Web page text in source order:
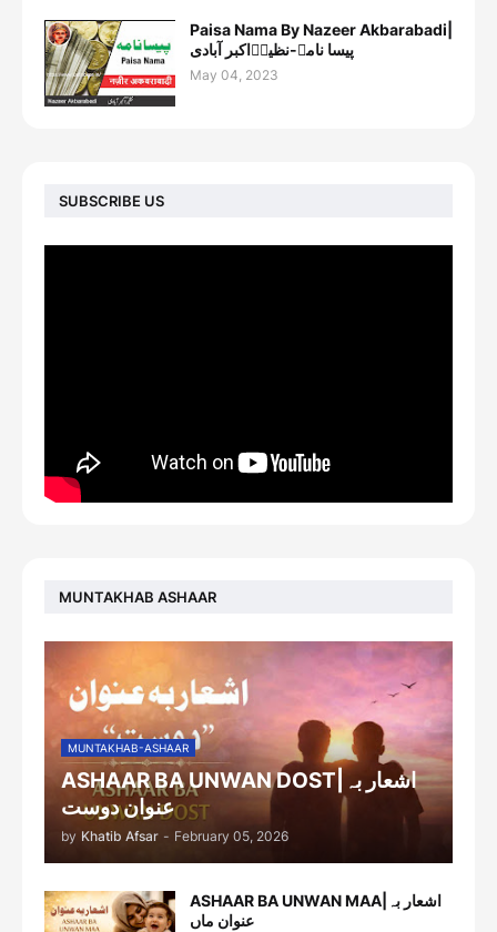
Paisa Nama By Nazeer Akbarabadi|
پیسا نامہ-نظیرؔاکبر آبادی
May 04, 2023
SUBSCRIBE US
MUNTAKHAB ASHAAR
MUNTAKHAB-ASHAAR
ASHAAR BA UNWAN DOST|اشعار بہ
عنوان دوست
by Khatib Afsar - February 05, 2026
ASHAAR BA UNWAN MAA|اشعار بہ
عنوان ماں